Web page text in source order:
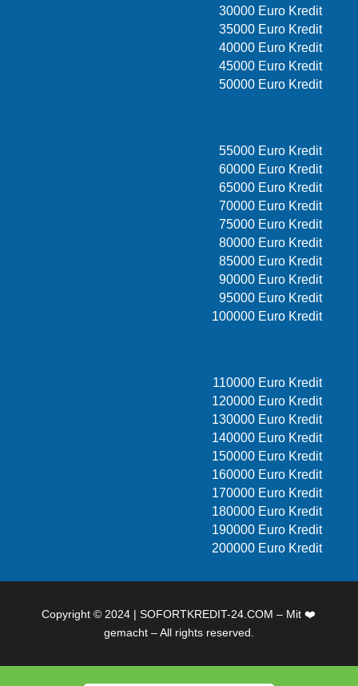
30000 Euro Kredit
35000 Euro Kredit
40000 Euro Kredit
45000 Euro Kredit
50000 Euro Kredit
55000 Euro Kredit
60000 Euro Kredit
65000 Euro Kredit
70000 Euro Kredit
75000 Euro Kredit
80000 Euro Kredit
85000 Euro Kredit
90000 Euro Kredit
95000 Euro Kredit
100000 Euro Kredit
110000 Euro Kredit
120000 Euro Kredit
130000 Euro Kredit
140000 Euro Kredit
150000 Euro Kredit
160000 Euro Kredit
170000 Euro Kredit
180000 Euro Kredit
190000 Euro Kredit
200000 Euro Kredit
Copyright © 2024 | SOFORTKREDIT-24.COM – Mit ❤️
gemacht – All rights reserved.